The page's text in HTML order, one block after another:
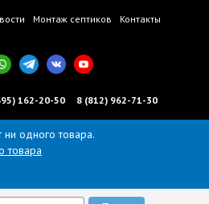
Монтаж септиков
Контакты
162-20-50 8 (812) 962-71-30
ни одного товара.
товара